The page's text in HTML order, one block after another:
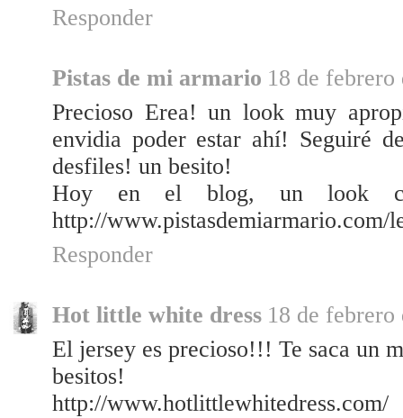
Responder
Pistas de mi armario 18 de febrero
Precioso Erea! un look muy
envidia poder estar ahí! Seguiré
desfiles! un besito!
Hoy en el blog, un look
http://www.pistasdemiarmario.com/
Responder
Hot little white dress 18 de febrero
El jersey es precioso!!! Te saca un
besitos!
http://www.hotlittlewhitedress.com/